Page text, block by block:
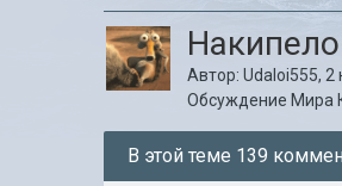
Накипело
Автор:Udaloi555, 2
Обсуждение Мира
В этой теме 139